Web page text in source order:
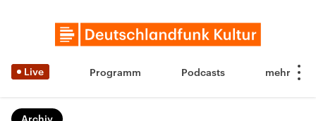
Live Programm Podcasts
Archiv